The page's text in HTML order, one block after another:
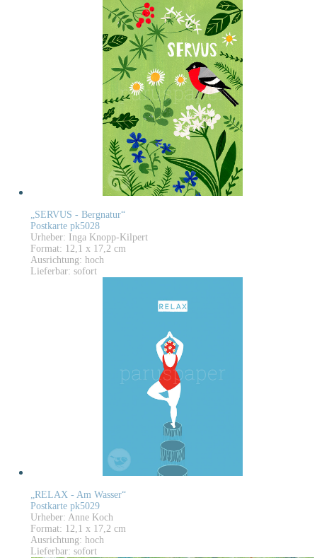
„SERVUS - Bergnatur“
Postkarte pk5028
Urheber: Inga Knopp-Kilpert
Format: 12,1 x 17,2 cm
Ausrichtung: hoch
Lieferbar: sofort
„RELAX - Am Wasser“
Postkarte pk5029
Urheber: Anne Koch
Format: 12,1 x 17,2 cm
Ausrichtung: hoch
Lieferbar: sofort